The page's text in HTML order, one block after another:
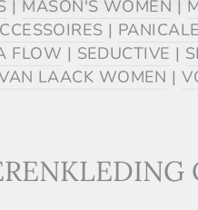
| MASON'S WOMEN |
|
FLOW | SEDUCTIVE |
LAACK WOMEN |